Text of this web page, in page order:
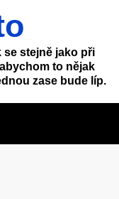
se stejně jako při
to nějak
zase bude líp.